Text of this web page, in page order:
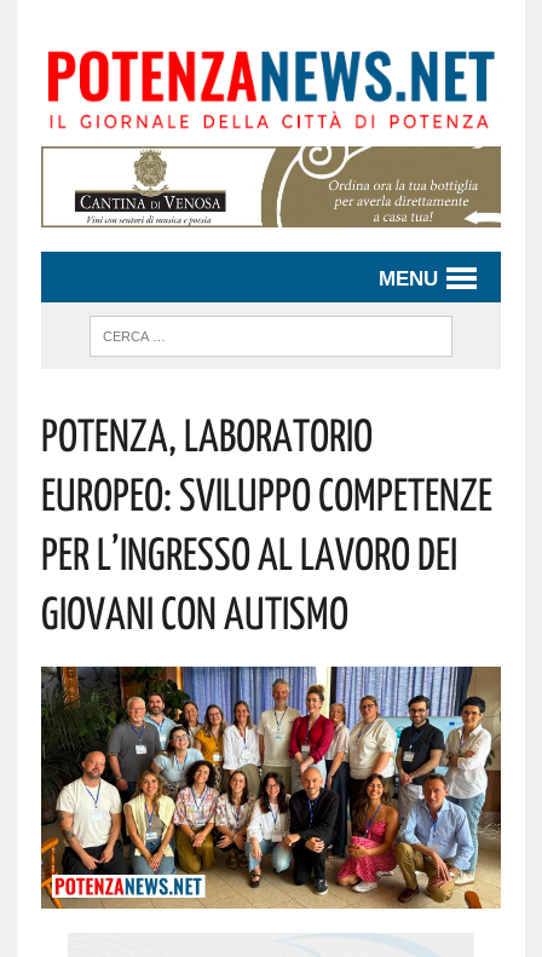
MENU
Potenza, Laboratorio
Europeo: Sviluppo Competenze
Per L’ingresso Al Lavoro Dei
Giovani Con Autismo